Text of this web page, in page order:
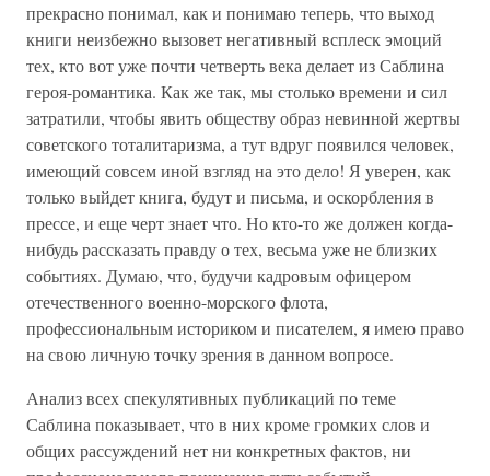
прекрасно понимал, как и понимаю теперь, что выход
книги неизбежно вызовет негативный всплеск эмоций
тех, кто вот уже почти четверть века делает из Саблина
героя-романтика. Как же так, мы столько времени и сил
затратили, чтобы явить обществу образ невинной жертвы
советского тоталитаризма, а тут вдруг появился человек,
имеющий совсем иной взгляд на это дело! Я уверен, как
только выйдет книга, будут и письма, и оскорбления в
прессе, и еще черт знает что. Но кто-то же должен когда-
нибудь рассказать правду о тех, весьма уже не близких
событиях. Думаю, что, будучи кадровым офицером
отечественного военно-морского флота,
профессиональным историком и писателем, я имею право
на свою личную точку зрения в данном вопросе.
Анализ всех спекулятивных публикаций по теме
Саблина показывает, что в них кроме громких слов и
общих рассуждений нет ни конкретных фактов, ни